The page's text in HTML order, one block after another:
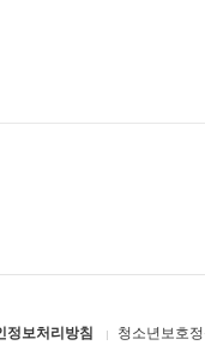
정보처리방침 청소년보호